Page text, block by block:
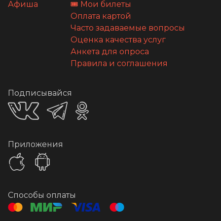
Афиша
🎟️ Мои билеты
Оплата картой
Часто задаваемые вопросы
Оценка качества услуг
Анкета для опроса
Правила и соглашения
Подписывайся
Приложения
Способы оплаты